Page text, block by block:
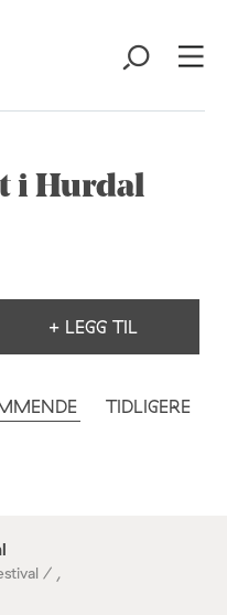
i Hurdal
+ LEGG TIL
TIDLIGERE
/ ,